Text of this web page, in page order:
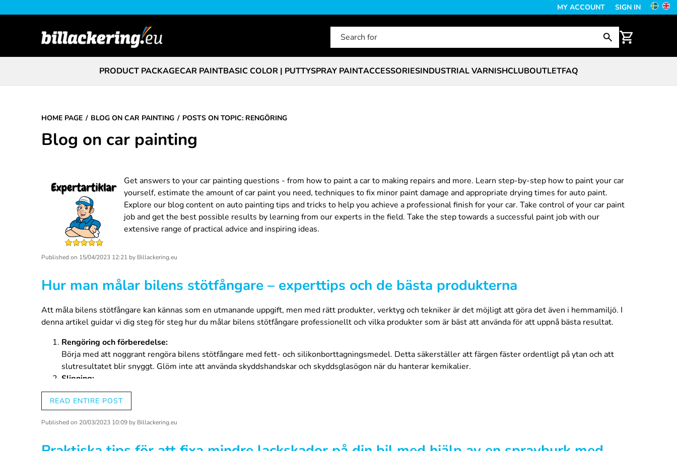
MY ACCOUNT SIGN IN
PRODUCT PACKAGECAR PAINTBASIC COLOR | PUTTYSPRAY PAINTACCESSORIESINDUSTRIAL VARNISHCLUBOUTLETFAQ
HOME PAGE BLOG ON CAR PAINTING POSTS ON TOPIC: RENGÖRING
Blog on car painting
Get answers to your car painting questions - from how to paint a car to making repairs and more. Learn step-by-step how to paint your car
yourself, estimate the amount of car paint you need, techniques to fix minor paint damage and appropriate drying times for auto paint.
Explore our blog content on auto painting tips and tricks to help you achieve a professional finish for your car. Take control of your car paint
job and get the best possible results by learning from our experts in the field. Take the step towards a successful paint job with our
extensive range of practical advice and inspiring ideas.
Published on 15/04/2023 12:21 by Billackering.eu
Hur man målar bilens stötfångare – experttips och de bästa produkterna
Att måla bilens stötfångare kan kännas som en utmanande uppgift, men med rätt produkter, verktyg och tekniker är det möjligt att göra det även i hemmamiljö. I
denna artikel guidar vi dig steg för steg hur du målar bilens stötfångare professionellt och vilka produkter som är bäst att använda för att uppnå bästa resultat.
Rengöring och förberedelse:
Börja med att noggrant rengöra bilens stötfångare med fett- och silikonborttagningsmedel. Detta säkerställer att färgen fäster ordentligt på ytan och att
slutresultatet blir snyggt. Glöm inte att använda skyddshandskar och skyddsglasögon när du hanterar kemikalier.
Slipning:
Slipa stötfångarens yta lätt med fint sandpapper (t.ex. kornstorlek 600-800). Detta förbättrar färgens vidhäftning och hjälper till att skapa en jämn och slät
yta.
Eftersom stötfångare ofta är gjorda av plast är det viktigt att använda en särskild plastprimer. Plastprimern förbättrar färgens vidhäftning på plastytan och
READ ENTIRE POST
Published on 20/03/2023 10:09 by Billackering.eu